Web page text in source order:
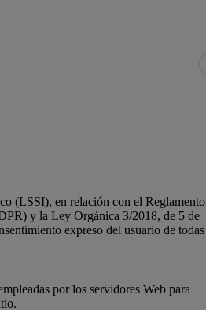
(LSSI), en relación con el Reglamento
y la Ley Orgánica 3/2018, de 5 de
expreso del usuario de todas
por los servidores Web para